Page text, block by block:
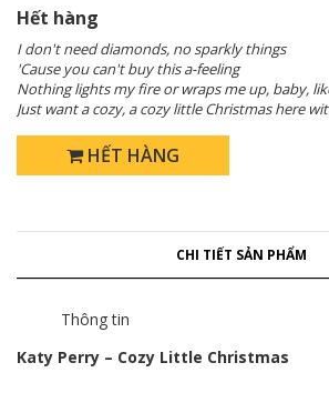
Hết hàng
I don't need diamonds, no sparkly things
'Cause you can't buy this a-feeling
Nothing lights my fire or wraps me up, baby,
Just want a cozy, a cozy little Christmas here
HẾT HÀNG
CHI TIẾT SẢN PHẨM
Thông tin
Katy Perry – Cozy Little Christmas